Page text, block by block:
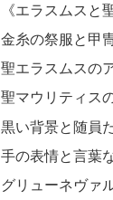
《エラスムスと
金糸の祭服と甲
聖エラスムスの
聖マウリティス
黒い背景と随員
手の表情と言葉
グリューネヴァ